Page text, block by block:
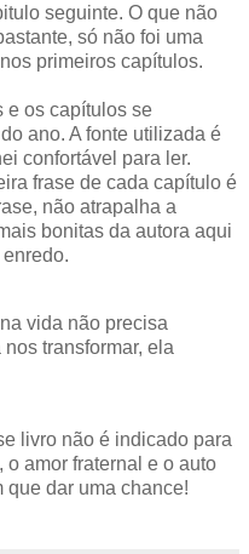
seguinte. O que não
só não foi uma
primeiros capítulos.
e os capítulos se
ano. A fonte utilizada é
confortável para ler.
frase de cada capítulo é
não atrapalha a
bonitas da autora aqui
vida não precisa
transformar, ela
livro não é indicado para
amor fraternal e o auto
que dar uma chance!